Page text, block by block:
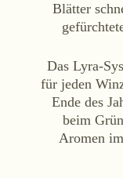
Blätter
Das Lyra-
für jeden
Ende des
beim
Aromen